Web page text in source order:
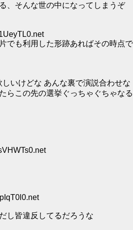
、そんな世の中になってしまうぞ
でも利用した形跡あればその時点で
いけどな あんな裏で演説合わせな
らこの先の選挙ぐっちゃぐちゃなる
し皆違反してるだろうな